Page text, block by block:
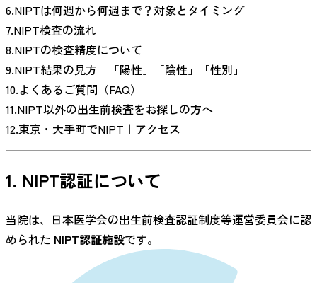
6.NIPTは何週から何週まで？対象とタイミング
7.NIPT検査の流れ
8.NIPTの検査精度について
9.NIPT結果の見方｜「陽性」「陰性」「性別」
10.よくあるご質問（FAQ）
11.NIPT以外の出生前検査をお探しの方へ
12.東京・大手町でNIPT｜アクセス
1. NIPT認証について
当院は、日本医学会の出生前検査認証制度等運営委員会に認
められた NIPT認証施設です。